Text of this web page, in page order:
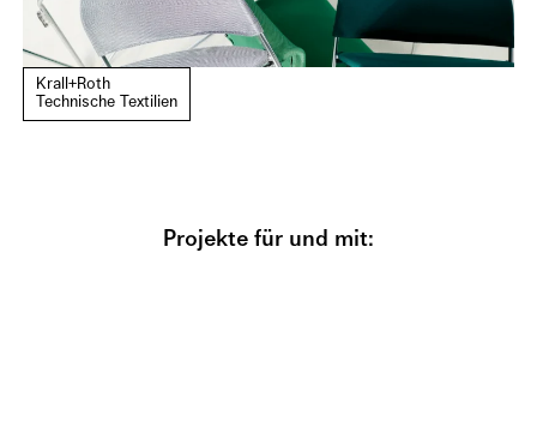
Krall+Roth
Technische Textilien
Projekte für und mit: